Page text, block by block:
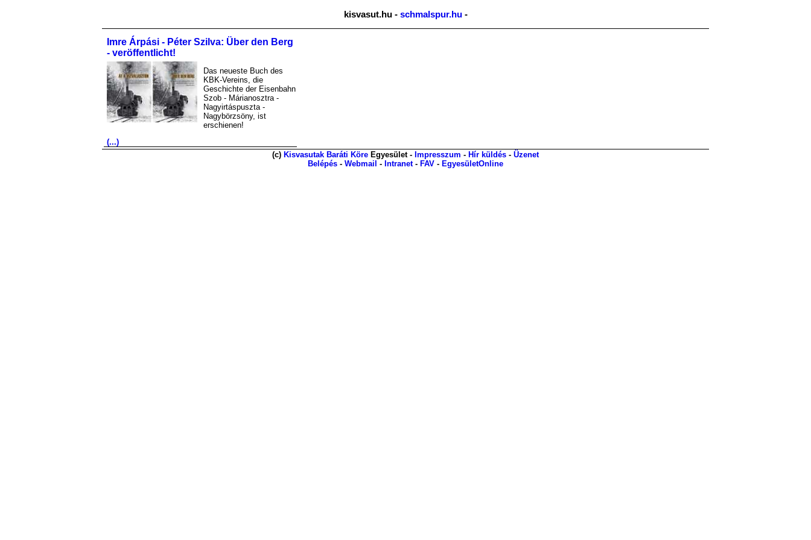
kisvasut.hu - schmalspur.hu-
Imre Árpási - Péter Szilva: Über den Berg
- veröffentlicht!
Das neueste Buch des
KBK-Vereins, die
Geschichte der Eisenbahn
Szob - Márianosztra -
Nagyirtáspuszta -
Nagybörzsöny, ist
erschienen!
(...)
(c) Kisvasutak Baráti Köre Egyesület - Impresszum - Hír küldés - Üzenet
Belépés - Webmail - Intranet- FAV - EgyesületOnline